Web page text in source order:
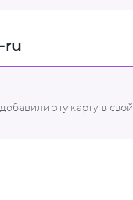
ru
эту карту в свой